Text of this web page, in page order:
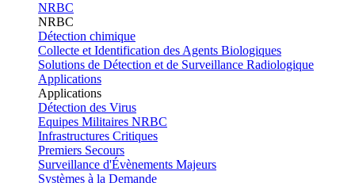
NRBC
NRBC
Détection chimique
Collecte et Identification des Agents Biologiques
Solutions de Détection et de Surveillance Radiologique
Applications
Applications
Détection des Virus
Equipes Militaires NRBC
Infrastructures Critiques
Premiers Secours
Surveillance d'Évènements Majeurs
Systèmes à la Demande